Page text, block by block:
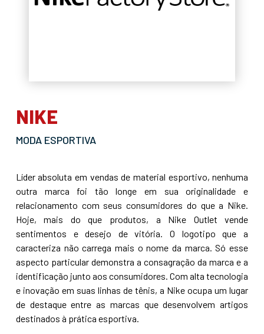
NIKE
MODA ESPORTIVA
Líder absoluta em vendas de material esportivo, nenhuma
outra marca foi tão longe em sua originalidade e
relacionamento com seus consumidores do que a Nike.
Hoje, mais do que produtos, a Nike Outlet vende
sentimentos e desejo de vitória. O logotipo que a
caracteriza não carrega mais o nome da marca. Só esse
aspecto particular demonstra a consagração da marca e a
identificação junto aos consumidores. Com alta tecnologia
e inovação em suas linhas de tênis, a Nike ocupa um lugar
de destaque entre as marcas que desenvolvem artigos
destinados à prática esportiva.